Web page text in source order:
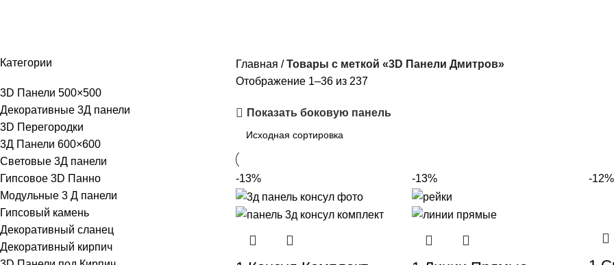
Категории
3D Панели 500×500
Декоративные 3Д панели
3D Перегородки
3Д Панели 600×600
Световые 3Д панели
Гипсовое 3D Панно
Модульные 3 Д панели
Гипсовый камень
Декоративный сланец
Декоративный кирпич
Главная
Товары с меткой «3D Панели Дмитров»
Отображение 1–36 из 237
Показать боковую панель
-13% -13% -12%